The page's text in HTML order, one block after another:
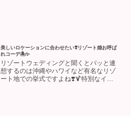
美しいロケーションに合わせたい❣️リゾート婚お呼ば
れコーデ🏝️✨
リゾートウェディングと聞くとパッと連
想するのは沖縄やハワイなど有名なリゾ
ート地での挙式ですよね❣️🍹特別なイメ